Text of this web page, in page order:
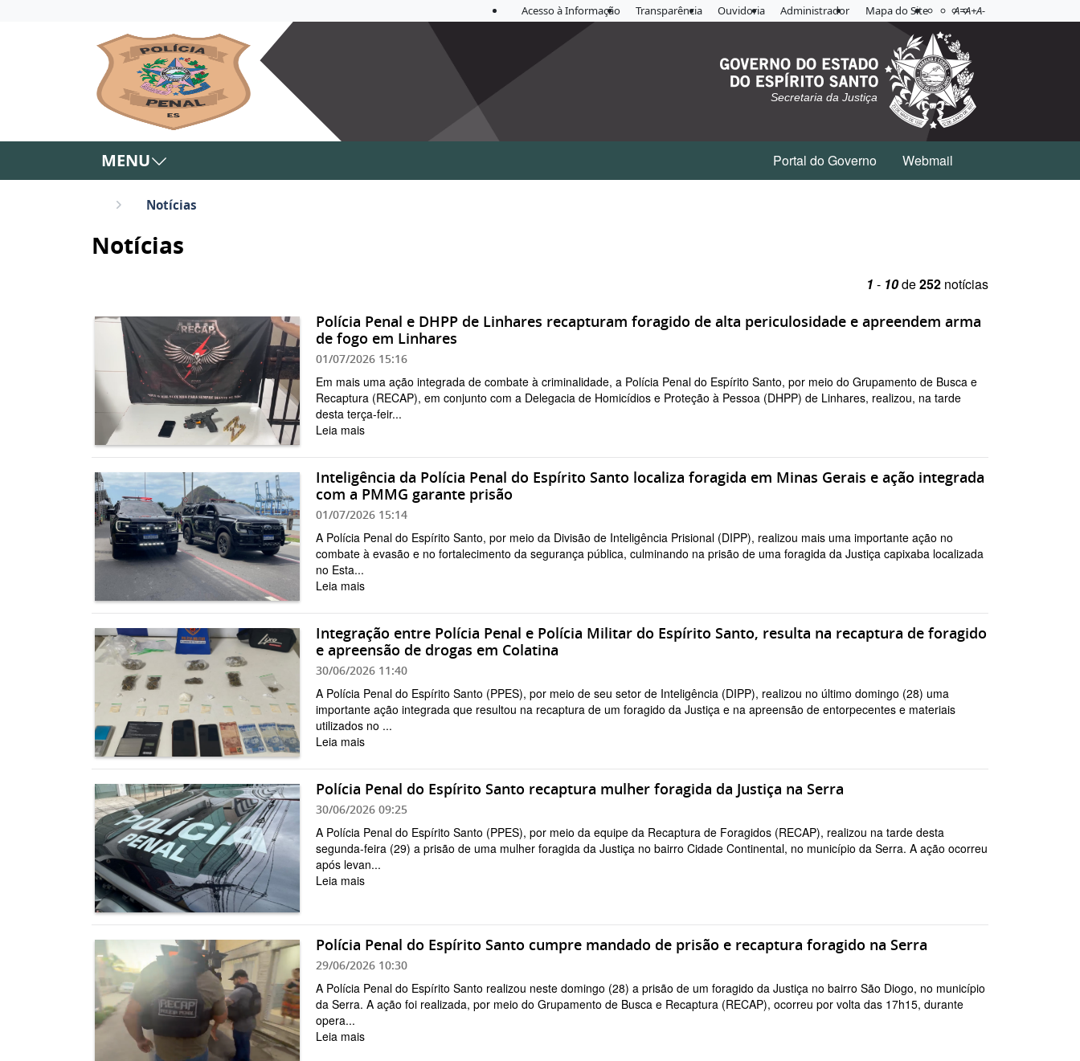
Acesso à Informação Transparência Ouvidoria Administrador Mapa do Site Acessibilidade
Aplicar contraste
A=A+A-
Secretaria da Justiça
MENU Portal do Governo Webmail
Notícias
Notícias
1 - 10de252 notícias
Polícia Penal e DHPP de Linhares recapturam foragido de alta periculosidade e apreendem arma
de fogo em Linhares
01/07/2026 15:16
Em mais uma ação integrada de combate à criminalidade, a Polícia Penal do Espírito Santo, por meio do Grupamento de Busca e
Recaptura (RECAP), em conjunto com a Delegacia de Homicídios e Proteção à Pessoa (DHPP) de Linhares, realizou, na tarde
desta terça-feir...
Leia mais
Inteligência da Polícia Penal do Espírito Santo localiza foragida em Minas Gerais e ação integrada
com a PMMG garante prisão
01/07/2026 15:14
A Polícia Penal do Espírito Santo, por meio da Divisão de Inteligência Prisional (DIPP), realizou mais uma importante ação no
combate à evasão e no fortalecimento da segurança pública, culminando na prisão de uma foragida da Justiça capixaba localizada
no Esta...
Leia mais
Integração entre Polícia Penal e Polícia Militar do Espírito Santo, resulta na recaptura de foragido
e apreensão de drogas em Colatina
30/06/2026 11:40
A Polícia Penal do Espírito Santo (PPES), por meio de seu setor de Inteligência (DIPP), realizou no último domingo (28) uma
importante ação integrada que resultou na recaptura de um foragido da Justiça e na apreensão de entorpecentes e materiais
utilizados no ...
Leia mais
Polícia Penal do Espírito Santo recaptura mulher foragida da Justiça na Serra
30/06/2026 09:25
A Polícia Penal do Espírito Santo (PPES), por meio da equipe da Recaptura de Foragidos (RECAP), realizou na tarde desta
segunda-feira (29) a prisão de uma mulher foragida da Justiça no bairro Cidade Continental, no município da Serra. A ação ocorreu
após levan...
Leia mais
Polícia Penal do Espírito Santo cumpre mandado de prisão e recaptura foragido na Serra
29/06/2026 10:30
A Polícia Penal do Espírito Santo realizou neste domingo (28) a prisão de um foragido da Justiça no bairro São Diogo, no município
da Serra. A ação foi realizada, por meio do Grupamento de Busca e Recaptura (RECAP), ocorreu por volta das 17h15, durante
opera...
Leia mais